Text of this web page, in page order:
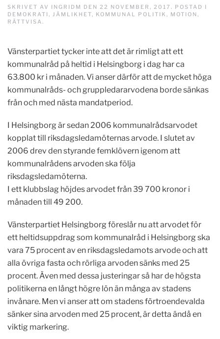
SKRIVET AV INGRIDM DEN 22 NOVEMBER, 2017 . POSTAD I
DEMOKRATI , JÄMLIKHET, KOMMUNAL POLITIK , MOTION,
RÄTTVISA.
Vänsterpartiet tycker inte att det är rimligt att ett
kommunalråd på heltid i Helsingborg i dag har ca
63.800 kr i månaden. Vi anser därför att de mycket höga
kommunalråds- och gruppledararvodena borde sänkas
från och med nästa mandatperiod.
I Helsingborg är sedan 2006 kommunalrådsarvodet
kopplat till riksdagsledamöternas arvode. I slutet av
2006 drev den styrande femklövern igenom att
kommunalrådens arvoden ska följa
riksdagsledamöterna.
I ett klubbslag höjdes arvodet från 39 700 kronor i
månaden till 49 200.
Vänsterpartiet Helsingborg föreslår nu att arvodet för
ett heltidsuppdrag som kommunalråd i Helsingborg ska
vara 75 procent av en riksdagsledamots arvode och att
alla övriga fasta och rörliga arvoden sänks med 25
procent. Även med dessa justeringar så har de högsta
politikerna en långt högre lön än många av stadens
invånare. Men vi anser att om stadens förtroendevalda
sänker sina arvoden med 25 procent, är detta ändå en
viktig markering.